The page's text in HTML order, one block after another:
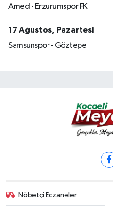
Amed - Erzurumspor FK
17 Ağustos, Pazartesi
Samsunspor - Göztepe
Nöbetçi Eczaneler